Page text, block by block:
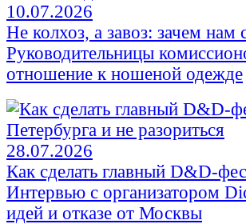
10.07.2026
Не колхоз, а завоз: зачем нам
Руководительницы
отношение к ношеной одежде
28.07.2026
Как сделать главный D&D-
Интервью с организатором
идей и отказе от Москвы